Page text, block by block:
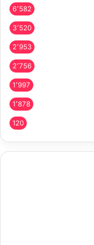
6٬582
3٬520
2٬953
2٬756
1٬997
1٬878
120